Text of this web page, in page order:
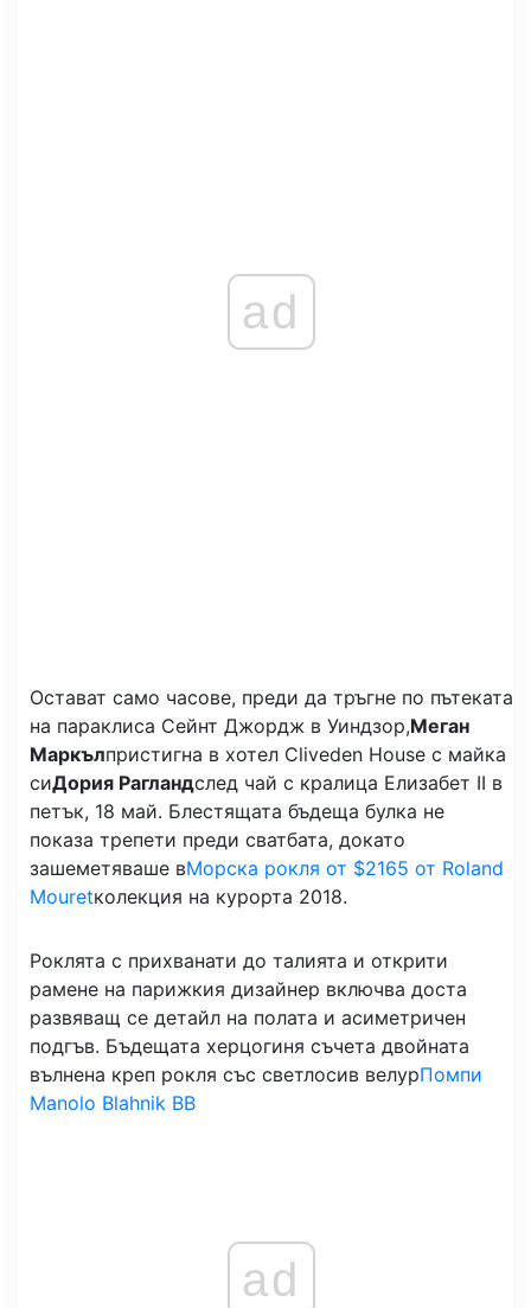
ad
Остават само часове, преди да тръгне по пътеката
на параклиса Сейнт Джордж в Уиндзор,Меган
Маркълпристигна в хотел Cliveden House с майка
сиДория Рагландслед чай с кралица Елизабет II в
петък, 18 май. Блестящата бъдеща булка не
показа трепети преди сватбата, докато
зашеметяваше вМорска рокля от $2165 от Roland
Mouretколекция на курорта 2018.
Роклята с прихванати до талията и открити
рамене на парижкия дизайнер включва доста
развяващ се детайл на полата и асиметричен
подгъв. Бъдещата херцогиня съчета двойната
вълнена креп рокля със светлосив велурПомпи
Manolo Blahnik BB
ad